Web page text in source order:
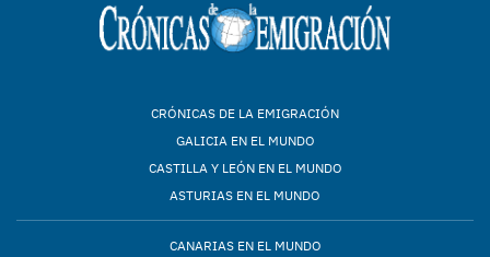
CRÓNICAS DE LA EMIGRACIÓN
GALICIA EN EL MUNDO
CASTILLA Y LEÓN EN EL MUNDO
ASTURIAS EN EL MUNDO
CANARIAS EN EL MUNDO